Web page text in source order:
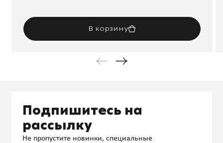
В корзину
Подпишитесь на
рассылку
Не пропустите новинки, специальные